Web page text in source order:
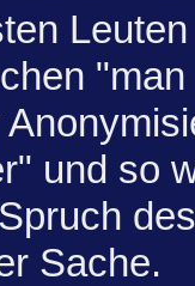
und so
Sache.